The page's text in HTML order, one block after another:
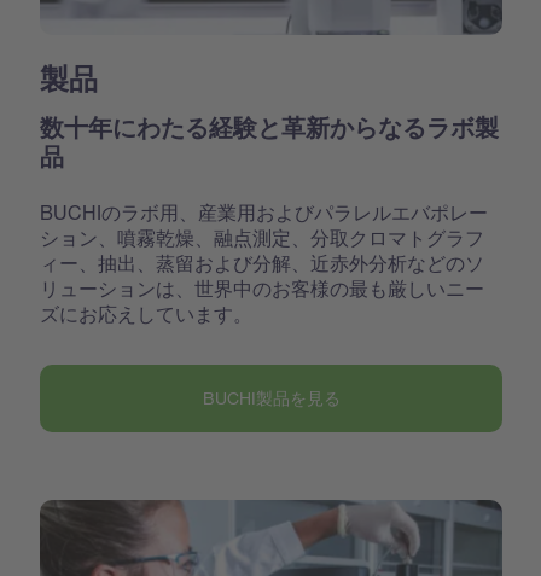
製品
数十年にわたる経験と革新からなるラボ製
品
BUCHIのラボ用、産業用およびパラレルエバポレー
ション、噴霧乾燥、融点測定、分取クロマトグラフ
ィー、抽出、蒸留および分解、近赤外分析などのソ
リューションは、世界中のお客様の最も厳しいニー
ズにお応えしています。
BUCHI製品を見る